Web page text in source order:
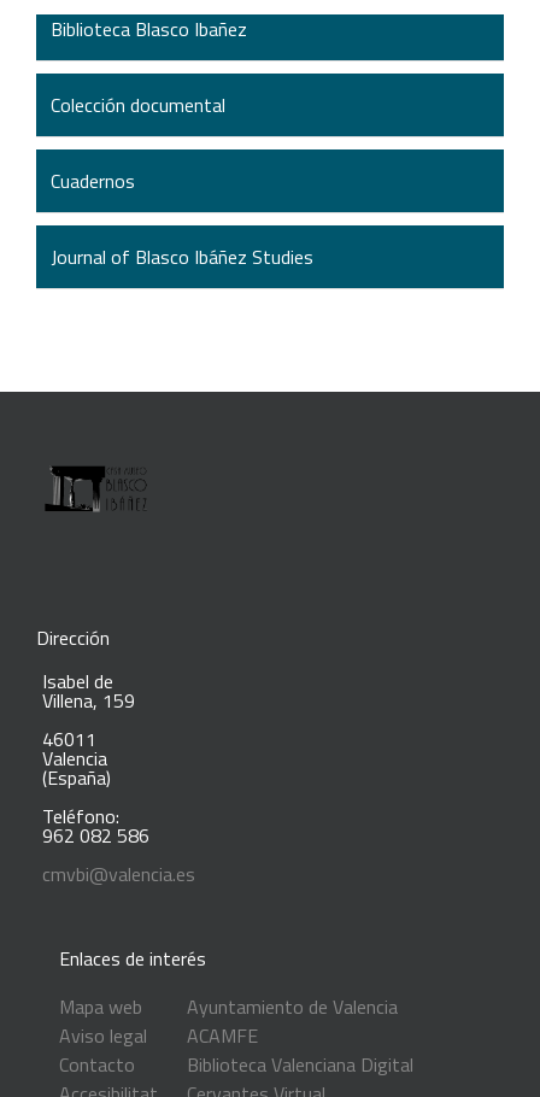
Biblioteca Blasco Ibañez
Colección documental
Cuadernos
Journal of Blasco Ibáñez Studies
Dirección
Isabel de
Villena, 159
46011
Valencia
(España)
Teléfono:
962 082 586
cmvbi@valencia.es
Enlaces de interés
Mapa web
Aviso legal
Contacto
Ayuntamiento de Valencia
ACAMFE
Biblioteca Valenciana Digital